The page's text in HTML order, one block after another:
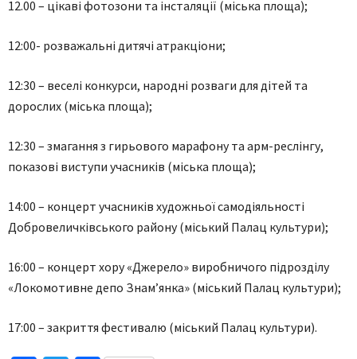
12.00 – цікаві фотозони та інсталяції (міська площа);
12:00- розважальні дитячі атракціони;
12:30 – веселі конкурси, народні розваги для дітей та
дорослих (міська площа);
12:30 – змагання з гирьового марафону та арм-реслінгу,
показові виступи учасників (міська площа);
14:00 – концерт учасників художньої самодіяльності
Добровеличківського району (міський Палац культури);
16:00 – концерт хору «Джерело» виробничого підрозділу
«Локомотивне депо Знам’янка» (міський Палац культури);
17:00 – закриття фестивалю (міський Палац культури).